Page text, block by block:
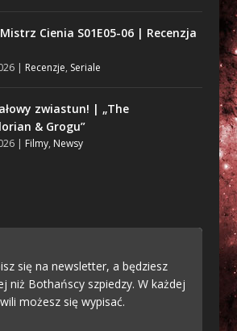
Cienia S01E05-06 | Recenzja
| Recenzje, Seriale
zwiastun! | „The
& Grogu”
| Filmy, Newsy
się na newsletter, a będziesz
niż Bothańscy szpiedzy. W każdej
możesz się wypisać.